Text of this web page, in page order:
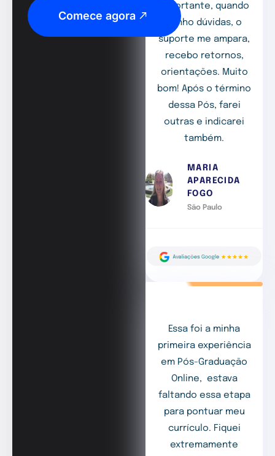
Comece agora
importante, quando
tenho dúvidas, o
suporte me ampara,
recebo retornos,
orientações. Muito
bom! Após o término
dessa Pós, farei
outras e indicarei
também.
MARIA
APARECIDA
FOGO
São Paulo
Essa foi a minha
primeira experiência
em Pós-Graduação
Online, estava
faltando essa etapa
para pontuar meu
currículo. Fiquei
extremamente